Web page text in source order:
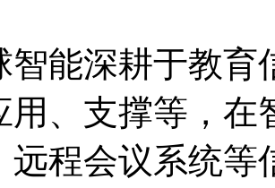
智能深耕于教育
用、支撑等，在
远程会议系统等